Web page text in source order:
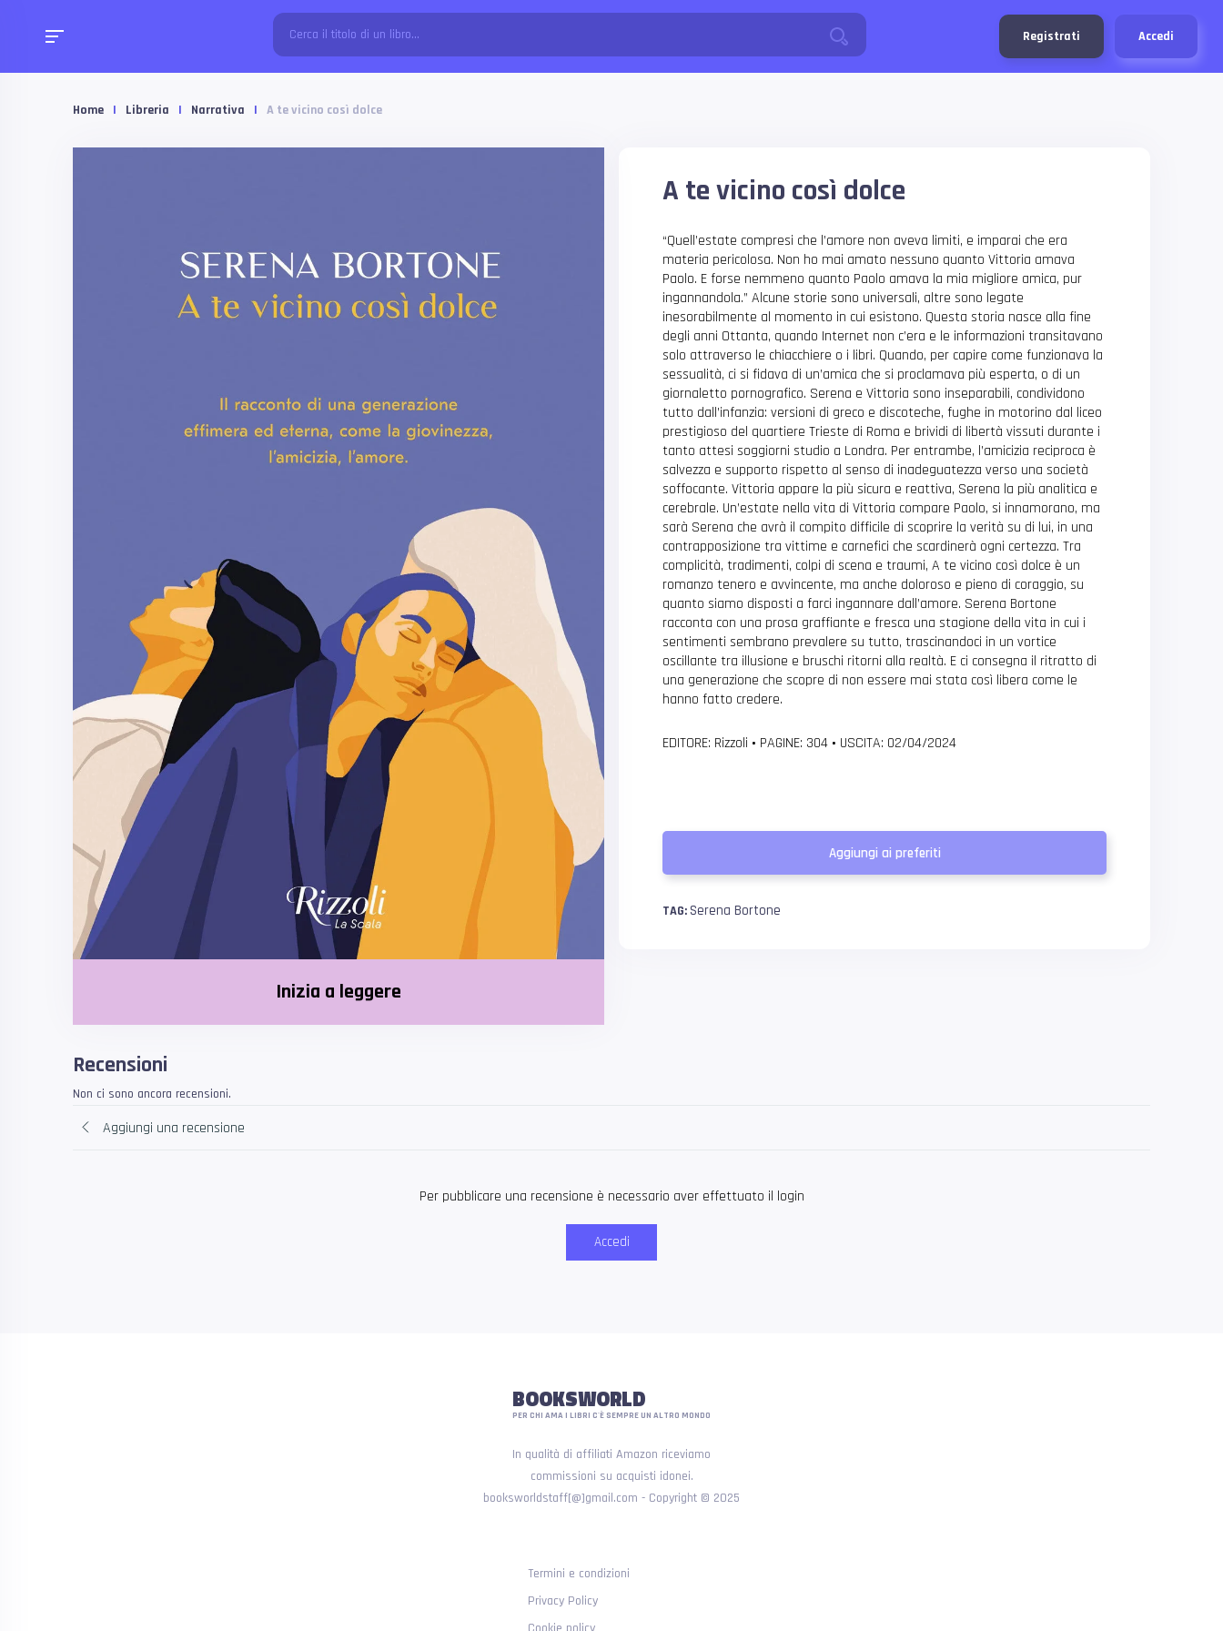
Registrati Accedi
Home | Libreria | Narrativa | A te vicino così dolce
Inizia a leggere
A te vicino così dolce
“Quell’estate compresi che l’amore non aveva limiti, e imparai che era
materia pericolosa. Non ho mai amato nessuno quanto Vittoria amava
Paolo. E forse nemmeno quanto Paolo amava la mia migliore amica, pur
ingannandola.” Alcune storie sono universali, altre sono legate
inesorabilmente al momento in cui esistono. Questa storia nasce alla fine
degli anni Ottanta, quando Internet non c’era e le informazioni transitavano
solo attraverso le chiacchiere o i libri. Quando, per capire come funzionava la
sessualità, ci si fidava di un’amica che si proclamava più esperta, o di un
giornaletto pornografico. Serena e Vittoria sono inseparabili, condividono
tutto dall’infanzia: versioni di greco e discoteche, fughe in motorino dal liceo
prestigioso del quartiere Trieste di Roma e brividi di libertà vissuti durante i
tanto attesi soggiorni studio a Londra. Per entrambe, l’amicizia reciproca è
salvezza e supporto rispetto al senso di inadeguatezza verso una società
soffocante. Vittoria appare la più sicura e reattiva, Serena la più analitica e
cerebrale. Un’estate nella vita di Vittoria compare Paolo, si innamorano, ma
sarà Serena che avrà il compito difficile di scoprire la verità su di lui, in una
contrapposizione tra vittime e carnefici che scardinerà ogni certezza. Tra
complicità, tradimenti, colpi di scena e traumi, A te vicino così dolce è un
romanzo tenero e avvincente, ma anche doloroso e pieno di coraggio, su
quanto siamo disposti a farci ingannare dall’amore. Serena Bortone
racconta con una prosa graffiante e fresca una stagione della vita in cui i
sentimenti sembrano prevalere su tutto, trascinandoci in un vortice
oscillante tra illusione e bruschi ritorni alla realtà. E ci consegna il ritratto di
una generazione che scopre di non essere mai stata così libera come le
hanno fatto credere.
EDITORE: Rizzoli • PAGINE: 304 • USCITA: 02/04/2024
Aggiungi ai preferiti
TAG: Serena Bortone
Recensioni
Non ci sono ancora recensioni.
Aggiungi una recensione
Per pubblicare una recensione è necessario aver effettuato il login
Accedi
BOOKSWORLD
PER CHI AMA I LIBRI C'È SEMPRE UN ALTRO MONDO
In qualità di affiliati Amazon riceviamo
commissioni su acquisti idonei.
booksworldstaff[@]gmail.com - Copyright © 2025
Termini e condizioni
Privacy Policy